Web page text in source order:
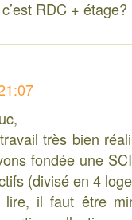
RDC + étage?
très bien
fondée une
(divisé en 4
lire, il faut être